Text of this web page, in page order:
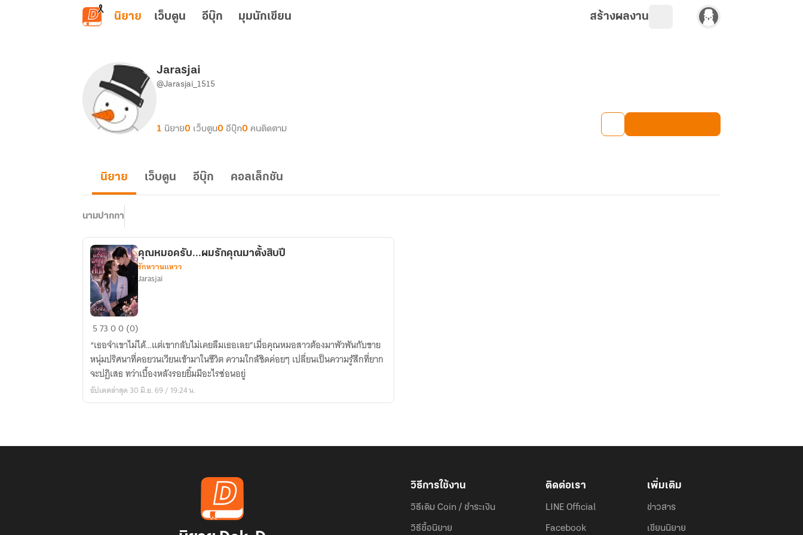
ข้ามไปยังเนื้อหาหลัก
นิยาย เว็บตูน อีบุ๊ก มุมนักเขียน สร้างผลงาน
Jarasjai
@Jarasjai_1515
1 นิยาย0 เว็บตูน0 อีบุ๊ก0 คนติดตาม
นิยาย เว็บตูน อีบุ๊ก คอลเล็กชัน
นามปากกา
คุณ
ครับ...ผม
รัก
คุณ
มา
คุณหมอครับ...ผมรักคุณมาตั้งสิบปี
รักหวานแหวว
Jarasjai
57300 (0)
“เธอจำเขาไม่ได้…แต่เขากลับไม่เคยลืมเธอเลย”เมื่อคุณหมอสาวต้องมาพัวพันกับชาย
หนุ่มปริศนาที่คอยวนเวียนเข้ามาในชีวิต ความใกล้ชิดค่อยๆ เปลี่ยนเป็นความรู้สึกที่ยาก
จะปฏิเสธ ทว่าเบื้องหลังรอยยิ้มมีอะไรซ่อนอยู่
อัปเดตล่าสุด 30 มิ.ย. 69 / 19:24 น.
วิธีการใช้งาน
วิธีเติม Coin / ชำระเงิน
วิธีซื้อนิยาย
ติดต่อเรา
LINE Official
Facebook
เพิ่มเติม
ข่าวสาร
เขียนนิยาย